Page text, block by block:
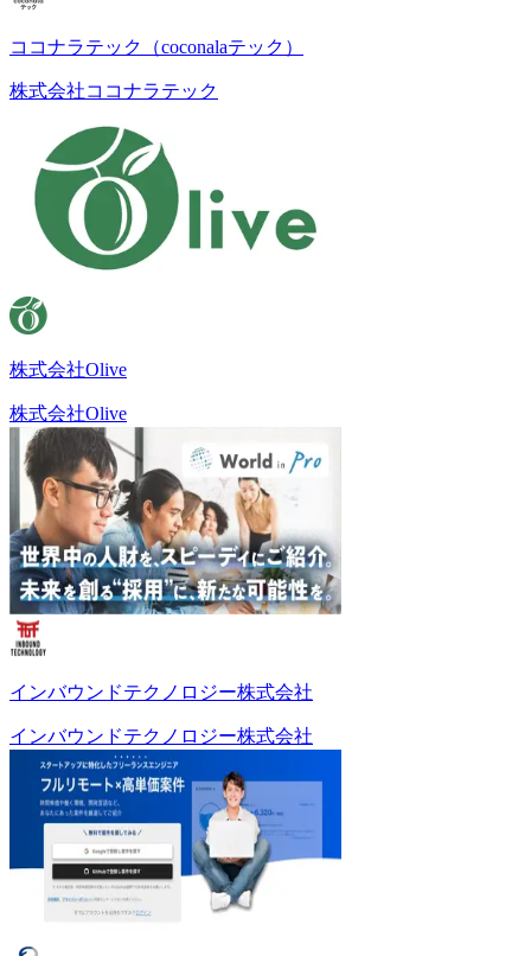
ココナラテック（coconalaテック）
株式会社ココナラテック
株式会社Olive
株式会社Olive
インバウンドテクノロジー株式会社
インバウンドテクノロジー株式会社